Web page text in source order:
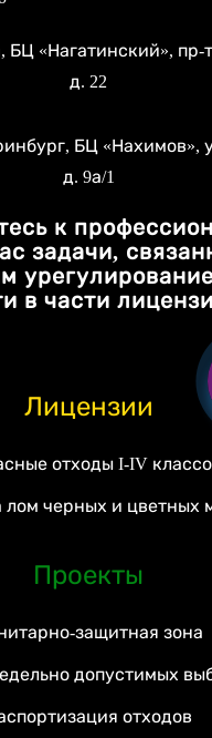
, БЦ «Нагатинский», пр-
д. 22
, БЦ «Нахимов»,
д. 9а/1
к
задачи,
в части
Лицензии
отходы I-IV
черных и цветных
Проекты
защитная зона
допустимых
отходов